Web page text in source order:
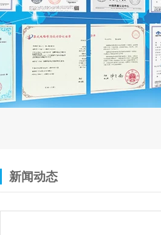
新闻动态